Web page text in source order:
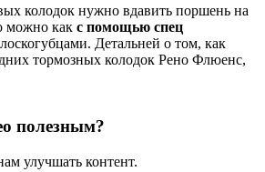
колодок нужно вдавить поршень на
можно как с помощью спец
Детальней о том, как
тормозных колодок Рено Флюенс,
полезным?
улучшать контент.